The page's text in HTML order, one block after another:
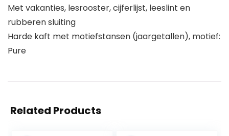
Met vakanties, lesrooster, cijferlijst, leeslint en
rubberen sluiting
Harde kaft met motiefstansen (jaargetallen), motief:
Pure
Related Products